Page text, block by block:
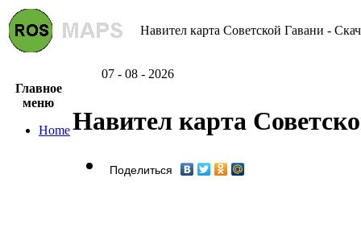
Навител карта Советской Гавани -
07 - 08 - 2026
Главное
меню
HomeНавител карта
Поделиться